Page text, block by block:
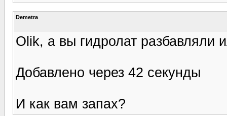
Demetra
Olik, а вы гидролат разбавляли
Добавлено через 42 секунды
И как вам запах?